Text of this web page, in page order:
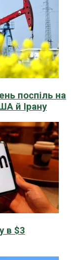
поспіль на
й Ірану
в $3